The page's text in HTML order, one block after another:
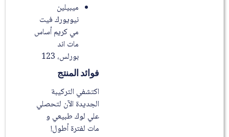
ميبيلين
نيويورك فيت
مي كريم أساس
مات اند
بورلس، 123
فوائد المنتج
اكتشفي التركيبة
الجديدة الآن لتحصلي
علي لوك طبيعي و
مات لفترة أطول!